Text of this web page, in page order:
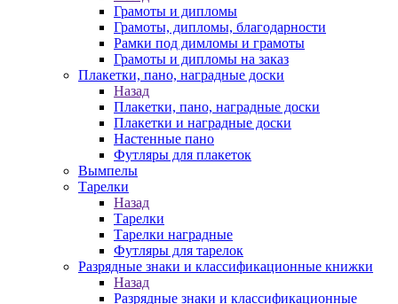
Грамоты и дипломы
Грамоты, дипломы, благодарности
Рамки под димломы и грамоты
Грамоты и дипломы на заказ
Плакетки, пано, наградные доски
Назад
Плакетки, пано, наградные доски
Плакетки и наградные доски
Настенные пано
Футляры для плакеток
Вымпелы
Тарелки
Назад
Тарелки
Тарелки наградные
Футляры для тарелок
Разрядные знаки и классификационные книжки
Назад
Разрядные знаки и классификационные